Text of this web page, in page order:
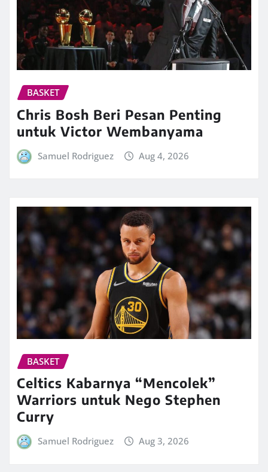
BASKET
Chris Bosh Beri Pesan Penting
untuk Victor Wembanyama
Samuel Rodriguez Aug 4, 2026
BASKET
Celtics Kabarnya “Mencolek”
Warriors untuk Nego Stephen
Curry
Samuel Rodriguez Aug 3, 2026